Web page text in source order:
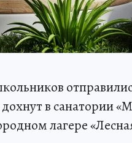
в санатории
лагере